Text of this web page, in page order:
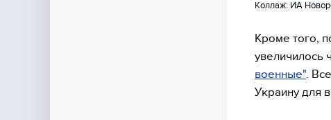
Коллаж: ИА
Кроме того,
увеличилось
военные".
Украину для